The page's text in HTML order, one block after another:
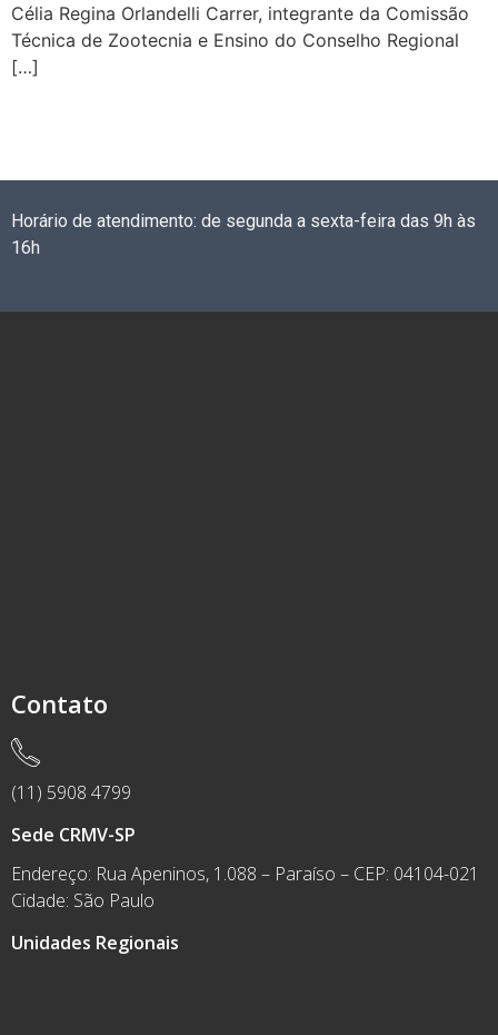
Célia Regina Orlandelli Carrer, integrante da Comissão
Técnica de Zootecnia e Ensino do Conselho Regional
[…]
Horário de atendimento: de segunda a sexta-feira das 9h às
16h
Contato
(11) 5908 4799
Sede CRMV-SP
Endereço: Rua Apeninos, 1.088 – Paraíso – CEP: 04104-021
Cidade: São Paulo
Unidades Regionais